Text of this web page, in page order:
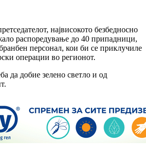
највисокото безбедносно
распоредување до 40 припадници,
персонал, кои би се приклучиле
операции во регионот.
да добие зелено светло и од